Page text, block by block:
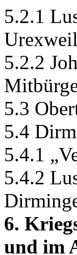
5.2.1
5.2.2
5.3
5.4
5.4.1
5.4.2
6.
und im